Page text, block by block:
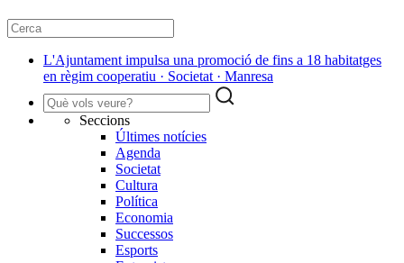
L'Ajuntament impulsa una promoció de fins a 18 habitatges
en règim cooperatiu · Societat · Manresa
Seccions
Últimes notícies
Agenda
Societat
Cultura
Política
Economia
Successos
Esports